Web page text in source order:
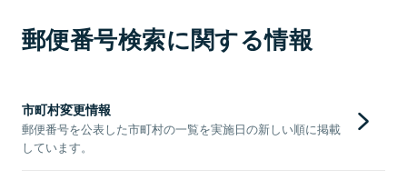
郵便番号検索に関する情報
市町村変更情報
郵便番号を公表した市町村の一覧を実施日の新しい順に掲載
しています。